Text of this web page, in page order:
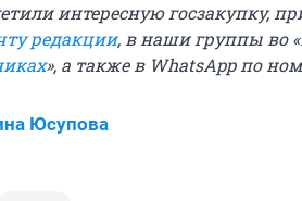
интересную госзакупку,
редакции, в наши группы во «
», а также в WhatsApp по
Юсупова